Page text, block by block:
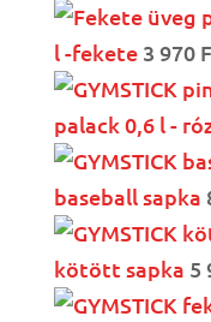
l -fekete 3 970
palack 0,6 l -
baseball sapka
kötött sapka 5